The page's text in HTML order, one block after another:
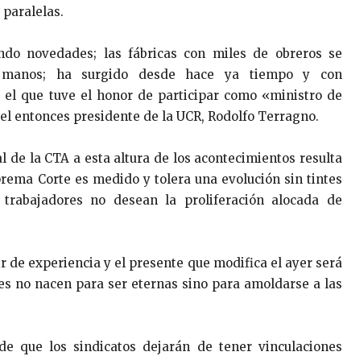
novedades; las fábricas con miles de obreros se
ha surgido desde hace ya tiempo y con
el que tuve el honor de participar como «ministro de
entonces presidente de la UCR, Rodolfo Terragno.
la CTA a esta altura de los acontecimientos resulta
Corte es medido y tolera una evolución sin tintes
no desean la proliferación alocada de
de experiencia y el presente que modifica el ayer será
no nacen para ser eternas sino para amoldarse a las
que los sindicatos dejarán de tener vinculaciones